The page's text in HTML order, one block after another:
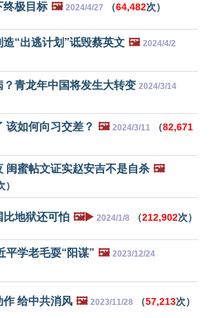
终极目标 🖼️ 2024/4/27 （64,482次）
“出逃计划”诋毁蔡英文 🖼️ 2024/4/2
？青龙年中国将发生大转变 2024/3/14
该如何向习交差？ 🖼️ 2024/3/11 （82,671
闺蜜帖文证实赵安吉不是自杀 🖼️
）
比地狱还可怕 🖼️▶️ 2024/1/8 （212,902次）
平学老毛耍“阳谋” 🖼️ 2023/12/24
作 给中共消风 🖼️ 2023/11/28 （57,213次）